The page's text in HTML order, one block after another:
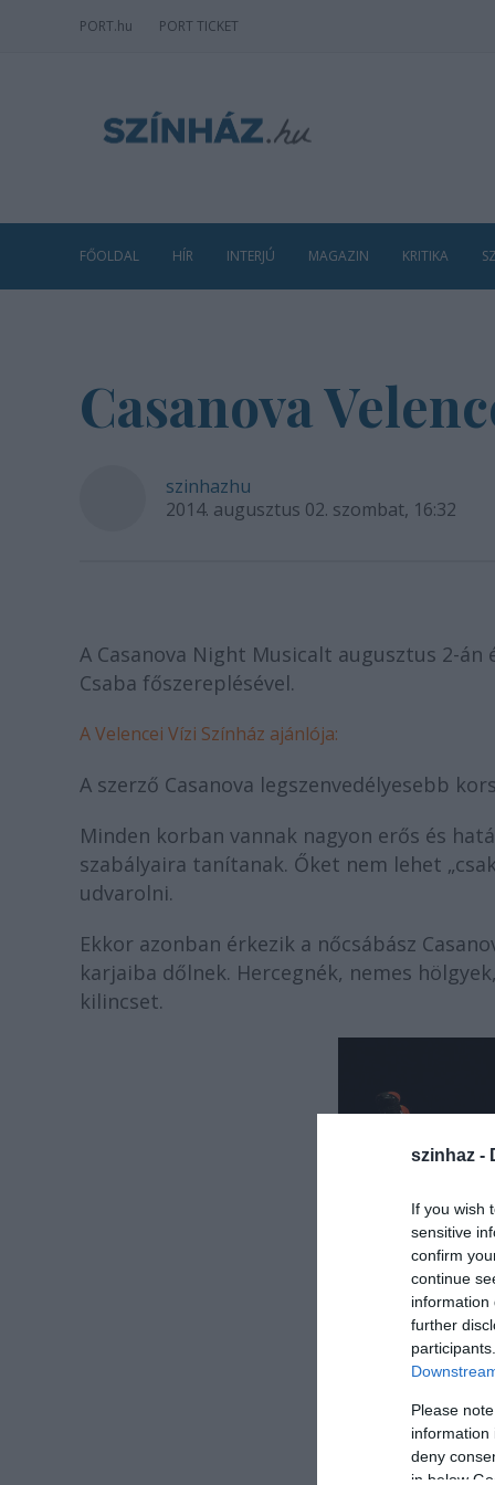
szinhaz -
If you wish
sensitive
confirm
continue
information
further
Please
information
deny
in below
PORT.hu PORT TICKET
FŐOLDAL HÍR INTERJÚ MAGAZIN KRITIKA
Casanova
szinhazhu
2014. augusztus 02. szombat, 16:32
A Casanova Night Musicalt augusztus 2-
Csaba főszereplésével.
A Velencei Vízi Színház ajánlója:
A szerző Casanova legszenvedélyesebb
Minden korban vannak nagyon erős és
szabályaira tanítanak. Őket nem lehet
udvarolni.
Ekkor azonban érkezik a nőcsábász
karjaiba dőlnek. Hercegnék, nemes
kilincset.